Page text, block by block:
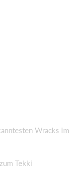
Wracks im
Tekki